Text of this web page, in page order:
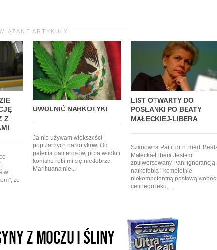
ARTYKUŁY
Z
w
że
UWOLNIĆ NARKOTYKI
Ja nie używam większości
popularnych narkotyków. Od
palenia papierosów, picia wódki i
koniaku robi mi się niedobrze.
Marihuana nie...
LIST OTWARTY DO
POSŁANKI PO BEATY
MAŁECKIEJ-LIBERA
Szanowna Pani, dr n. med.
Małecka-Libera Jestem
zbulwersowany Pani ignorancją,
narkofobią i kompletnie
niekompetentną postawą wobec
cennego leku,...